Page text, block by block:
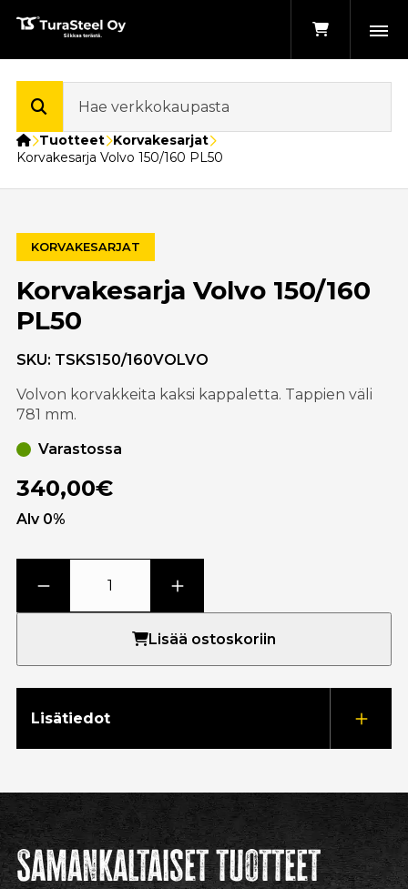
Etusivu
Tuotteet Korvakesarjat
Korvakesarja Volvo 150/160 PL50
KORVAKESARJAT
Korvakesarja Volvo 150/160
PL50
SKU: TSKS150/160VOLVO
Volvon korvakkeita kaksi kappaletta. Tappien väli
781 mm.
Varastossa
340,00€
Alv 0%
Lisää ostoskoriin
Lisätiedot
Samankaltaiset tuotteet